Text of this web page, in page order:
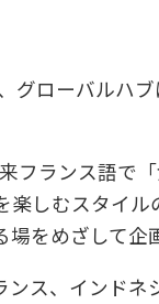
グローバルハ
フランス語で
しむスタイ
をめざして企
ス、インド